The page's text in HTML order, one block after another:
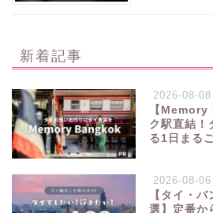
新着記事
2026-08-08
【
ク駅直結！
る1日まる
2026-08-06
【タイ・
選】定番か